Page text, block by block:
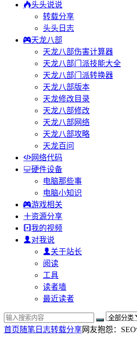
头头说说
转载分享
头头日志
天龙八部
天龙八部伤害计算器
天龙八部门派技能大全
天龙八部门派转换器
天龙八部版本
天龙修改目录
天龙八部修改
天龙八部网络
天龙八部攻略
天龙百问
网络代码
硬件设备
电脑那些事
电脑小知识
游戏相关
资源分享
我的视频
对我说
关于站长
阅读
工具
读者墙
最近读者
首页随笔日志转载分享网友抱怨：